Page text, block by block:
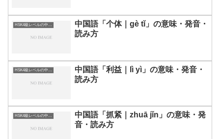
中国語「个体｜gè tǐ」の意味・発音・
読み方
HSK4級レベルの中国語
中国語「利益｜lì yì」の意味・発音・
読み方
HSK4級レベルの中国語
中国語「抓紧｜zhuā jǐn」の意味・発
音・読み方